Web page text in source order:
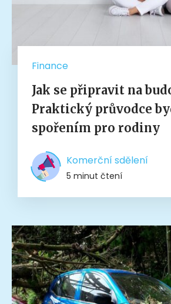
Finance
Jak se připravit na
Praktický průvodce
spořením pro rodiny
Komerční sdělení
5 minut čtení